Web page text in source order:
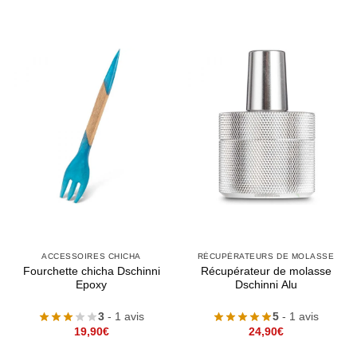
ACCESSOIRES CHICHA
Fourchette chicha Dschinni
Epoxy
3 - 1 avis
19,90€
RÉCUPÉRATEURS DE MOLASSE
Récupérateur de molasse
Dschinni Alu
5 - 1 avis
24,90€